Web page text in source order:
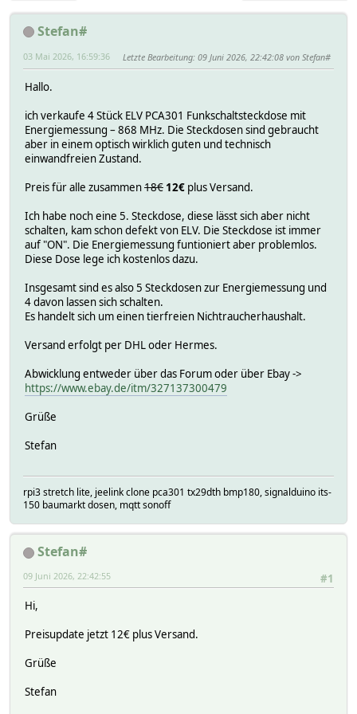
Stefan#
03 Mai 2026, 16:59:36 Letzte Bearbeitung: 09 Juni 2026, 22:42:08 von Stefan#
Hallo.
ich verkaufe 4 Stück ELV PCA301 Funkschaltsteckdose mit
Energiemessung – 868 MHz. Die Steckdosen sind gebraucht
aber in einem optisch wirklich guten und technisch
einwandfreien Zustand.
Preis für alle zusammen18€ 12€ plus Versand.
Ich habe noch eine 5. Steckdose, diese lässt sich aber nicht
schalten, kam schon defekt von ELV. Die Steckdose ist immer
auf "ON". Die Energiemessung funtioniert aber problemlos.
Diese Dose lege ich kostenlos dazu.
Insgesamt sind es also 5 Steckdosen zur Energiemessung und
4 davon lassen sich schalten.
Es handelt sich um einen tierfreien Nichtraucherhaushalt.
Versand erfolgt per DHL oder Hermes.
Abwicklung entweder über das Forum oder über Ebay ->
https://www.ebay.de/itm/327137300479
Grüße
Stefan
rpi3 stretch lite, jeelink clone pca301 tx29dth bmp180, signalduino its-
150 baumarkt dosen, mqtt sonoff
Stefan#
#1
09 Juni 2026, 22:42:55
Hi,
Preisupdate jetzt 12€ plus Versand.
Grüße
Stefan